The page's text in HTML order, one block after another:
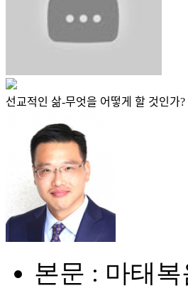
선교적인 삶-무엇을 어떻게 할 것인가?
본문 : 마태복